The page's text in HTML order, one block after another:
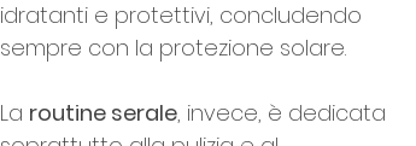
idratanti e protettivi, concludendo
sempre con la protezione solare.
La routine serale, invece, è dedicata